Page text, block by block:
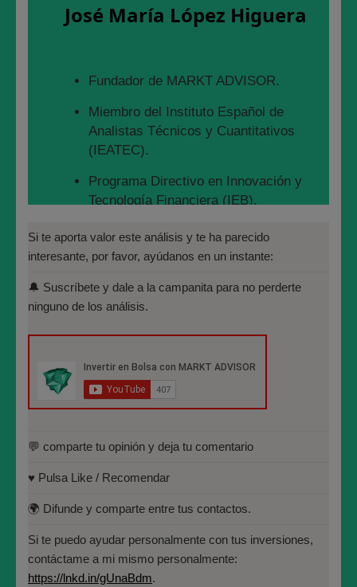
En este Análisis os vamos a contarpor qué
seguimos aumentando posiciones en LLEIDANET.
Para ir entrando en materia, veremos algunos
gráficos que sacamos con nuestro software. El
en LLEIDANET según cada precio cotizado, y más
abajo la misma distribución en cuanto al Volumen
FIT, la función que nos dice cómo están moviendo
los cuidadores al valor, que es esa función amarilla
José María López Higuera
Fundador de MARKT ADVISOR.
Miembro del Instituto Español de
Analistas Técnicos y Cuantitativos
(IEATEC).
Programa Directivo en Innovación y
Tecnología Financiera (IEB).
Máster en Bolsa y Mercados
Financieros (IEB): Autorizado por la
(MIFID II):
https://www.cnmv.es/portal/Titulos-
Cuantitativo (IEB).
Licenciado en Informática por la
Madrid(UPM)
Si te aporta valor este análisis y te ha parecido
interesante, por favor, ayúdanos en un instante:
🔔 Suscríbete y dale a la campanita para no perderte
ninguno de los análisis.
💬 comparte tu opinión y deja tu comentario
♥️ Pulsa Like / Recomendar
🌍 Difunde y comparte entre tus contactos.
Si te puedo ayudar personalmente con tus inversiones,
contáctame a mi mismo personalmente:
https://lnkd.in/gUnaBdm.